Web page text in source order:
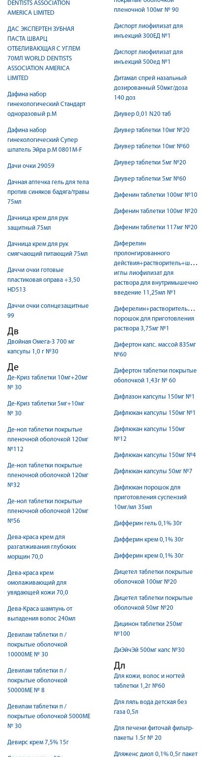
DENTISTS ASSOCIATION
AMERICA LIMITED
ДАС ЭКСПЕРТЕН ЗУБНАЯ
ПАСТА ШВАРЦ
ОТБЕЛИВАЮЩАЯ С УГЛЕМ
70МЛ WORLD DENTISTS
ASSOCIATION AMERICA
LIMITED
Дафина набор
гинекологический Стандарт
одноразовый р.М
Дафина набор
гинекологический Супер
шпатель Эйра р.М 0801M-F
Дачи очки 29059
Дачная аптечка гель для тела
против синяков бадяга/травы
75мл
Дачница крем для рук
защитный 75мл
Дачница крем для рук
смягчающий питающий 75мл
Даччи очки готовые
пластиковая оправа +3,50
HD513
Даччи очки солнцезащитные
99
Дв
Двойная Омега-3 700 мг
капсулы 1,0 г №30
Де
Де-Криз таблетки 10мг+20мг
№ 30
Де-Криз таблетки 5мг+10мг
№ 30
Де-нол таблетки покрытые
пленочной оболочкой 120мг
№112
Де-нол таблетки покрытые
пленочной оболочкой 120мг
№32
Де-нол таблетки покрытые
пленочной оболочкой 120мг
№56
Дева-краса крем для
разгалживания глубоких
морщин 70,0
Дева-краса крем
омолаживающий для
увядающей кожи 70,0
Дева-Краса шампунь от
выпадения волос 240мл
Девилам таблетки п /
покрытые оболочкой
10000МЕ № 30
Девилам таблетки п /
покрытые оболочкой
50000МЕ № 8
Девилам таблетки п /
покрытые оболочкой 5000МЕ
№ 30
Девирс крем 7,5% 15г
пленочной 100мг № 90
Диспорт лиофилизат для
инъекций 300ЕД №1
Диспорт лиофилизат для
инъекций 500ед №1
Дитамал спрей назальный
дозированный 50мкг/доза
140 доз
Диувер 0,01 N20 таб
Диувер таблетки 10мг №20
Диувер таблетки 10мг №60
Диувер таблетки 5мг №20
Диувер таблетки 5мг №60
Дифенин таблетки 100мг №10
Дифенин таблетки 100мг №20
Дифенин таблетки 117мг №20
Диферелин
пролонгированного
действия+растворитель+шприц+2
иглы лиофилизат для
раствора для внутримышечно
введение 11,25мл №1
Диферелин+растворитель+шприц
порошок для приготовления
раствора 3,75мг №1
Дифертон капс. массой 835мг
№60
Дифертон таблетки покрытые
оболочкой 1,43г № 60
Дифлазон капсулы 150мг №1
Дифлюкан капсулы 150мг №1
Дифлюкан капсулы 150мг
№12
Дифлюкан капсулы 150мг №4
Дифлюкан капсулы 50мг №7
Дифлюкан порошок для
приготовления суспензий
10мг/мл 35мл
Дифферин гель 0,1% 30г
Дифферин крем 0,1% 30г
Дифферин крем 0,1% 30г
Дицетел таблетки покрытые
оболочкой 100мг №20
Дицетел таблетки покрытые
оболочкой 50мг №20
Дицинон таблетки 250мг
№100
ДиЭйчЭй 500мг капс №30
Дл
Для кожи, волос и ногтей
таблетки 1,2г №60
Для ляль вода детская без
газа 0,5л
Для печени фиточай фильтр-
пакеты 1.5г № 20
Дляженс диол 0,1% 0,5г пакет